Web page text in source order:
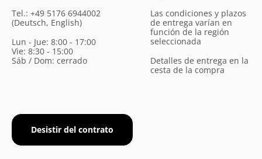
Tel.: +49 5176 6944002
(Deutsch, English)
Lun - Jue: 8:00 - 17:00
Vie: 8:30 - 15:00
Sáb / Dom: cerrado
Desistir del contrato
Las condiciones y plazos
de entrega varían en
función de la región
seleccionada
Detalles de entrega en la
cesta de la compra